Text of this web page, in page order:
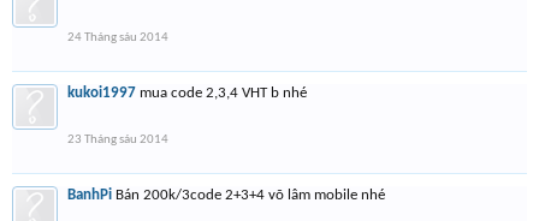
24 Tháng sáu 2014
kukoi1997 mua code 2,3,4 VHT b nhé
23 Tháng sáu 2014
BanhPi Bán 200k/3code 2+3+4 võ lâm mobile nhé